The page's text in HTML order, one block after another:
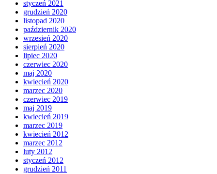
styczeń 2021
grudzień 2020
listopad 2020
październik 2020
wrzesień 2020
sierpień 2020
lipiec 2020
czerwiec 2020
maj 2020
kwiecień 2020
marzec 2020
czerwiec 2019
maj 2019
kwiecień 2019
marzec 2019
kwiecień 2012
marzec 2012
luty 2012
styczeń 2012
grudzień 2011